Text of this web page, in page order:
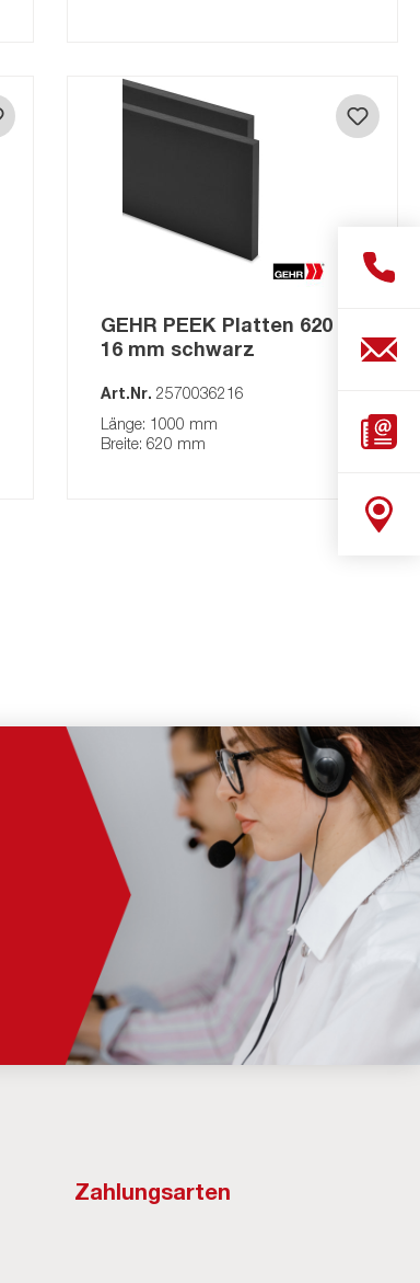
GEHR PEEK Platten 620 x
16 mm schwarz
Art.Nr. 2570036216
Länge: 1000 mm
Breite: 620 mm
Zahlungsarten